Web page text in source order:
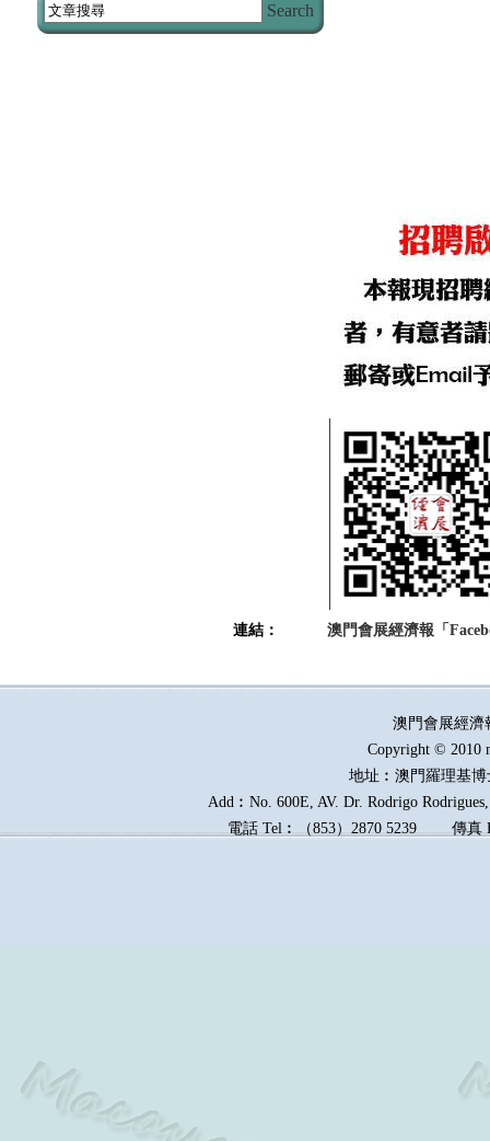
Search
連結： 澳門會展經濟報「
澳門會展經
Copyright © 2010
地址︰澳門羅理基
Add︰No. 600E, AV. Dr. Rodrigo
電話 Tel︰（853）2870 5239傳真